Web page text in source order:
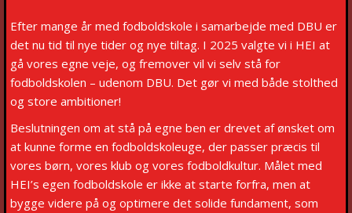
Efter mange år med fodboldskole i samarbejde med DBU er
det nu tid til nye tider og nye tiltag. I 2025 valgte vi i HEI at
gå vores egne veje, og fremover vil vi selv stå for
fodboldskolen – udenom DBU. Det gør vi med både stolthed
og store ambitioner!
Beslutningen om at stå på egne ben er drevet af ønsket om
at kunne forme en fodboldskoleuge, der passer præcis til
vores børn, vores klub og vores fodboldkultur. Målet med
HEI’s egen fodboldskole er ikke at starte forfra, men at
bygge videre på og optimere det solide fundament, som